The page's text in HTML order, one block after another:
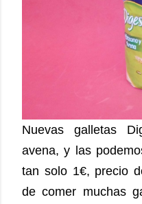
Nuevas galletas
avena, y las
tan solo 1€, precio
de comer muchas